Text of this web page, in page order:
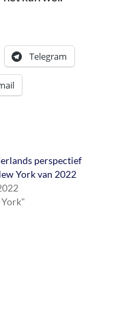
Telegram
perspectief
York van 2022